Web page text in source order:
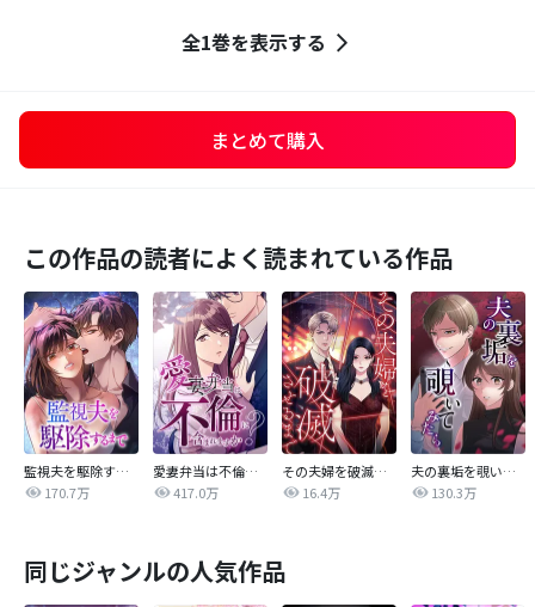
全1巻を表示する
まとめて購入
この作品の読者によく読まれている作品
監視夫を駆除するまで
170.7万
愛妻弁当は不倫に含まれますか？
417.0万
その夫婦を破滅させるまで
16.4万
夫の裏垢を覗いてみたら
130.3万
同じジャンルの人気作品